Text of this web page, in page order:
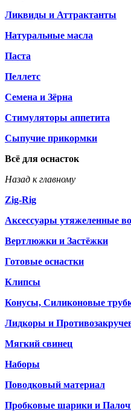
Ликвиды и Аттрактанты
Натуральные масла
Паста
Пеллетс
Семена и Зёрна
Стимуляторы аппетита
Сыпучие прикормки
Всё для оснасток
Назад к главному
Zig-Rig
Аксессуары утяжеленные
Вертлюжки и Застёжки
Готовые оснастки
Клипсы
Конусы, Силиконовые
Лидкоры и
Мягкий свинец
Наборы
Поводковый материал
Пробковые шарики и